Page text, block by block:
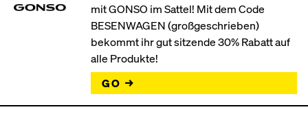
mit GONSO im Sattel! Mit dem Code
BESENWAGEN (großgeschrieben)
bekommt ihr gut sitzende 30% Rabatt auf
alle Produkte!
GO →